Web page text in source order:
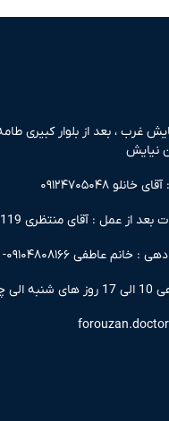
، بعد از بلوار کبیری طامه،
آقای منتظری 09304516119
02149796289